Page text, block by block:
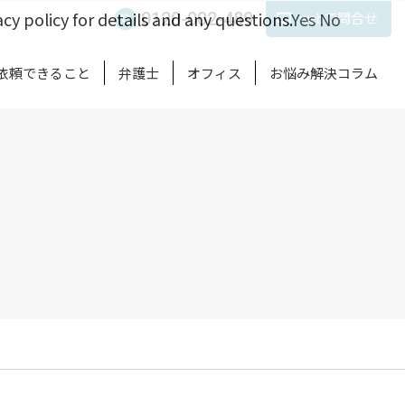
0120-002-489 webで問合せ
頼できること 弁護士 オフィス お悩み解決コラム
policy for details and any questions.YesNo